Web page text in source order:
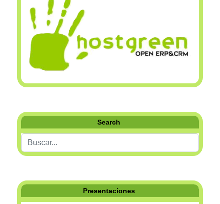
Search
Buscar...
Presentaciones